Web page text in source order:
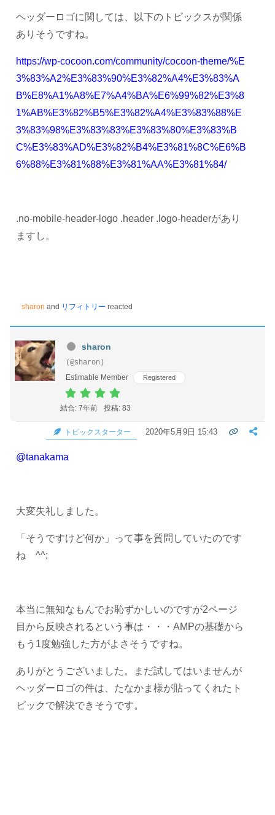
ヘッダーロゴに関しては、以下のトピックスが関係
ありそうですね。
https://wp-cocoon.com/community/cocoon-theme/%E
3%83%A2%E3%83%90%E3%82%A4%E3%83%A
B%E8%A1%A8%E7%A4%BA%E6%99%82%E3%8
1%AB%E3%82%B5%E3%82%A4%E3%83%88%E
3%83%98%E3%83%83%E3%83%80%E3%83%B
C%E3%83%AD%E3%82%B4%E3%81%8C%E6%B
6%88%E3%81%88%E3%81%AA%E3%81%84/
.no-mobile-header-logo .header .logo-headerがあり
ますし。
sharon and リフィトリー reacted
sharon
(@sharon)
Estimable Member
Registered
結合: 7年前 投稿: 83
トピックスターター 2020年5月9日 15:43
@tanakama
大変失礼しました。
「そうですけど何か」って事を質問していたのです
ね ^^;
本当に無知なもんでお恥ずかしいのですが2ページ
目から反映されるという事は・・・AMPの基礎から
もう1度勉強した方がよさそうですね。
ありがとうございました。まだ試してはいませんが
ヘッダーロゴの件は、たなかま様が貼ってくれたト
ピックで解決できそうです。